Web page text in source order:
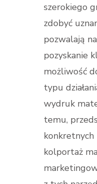
szerokiego
zdobyć
pozwalają
pozyskanie
możliwość
typu
wydruk
temu,
kolportaż